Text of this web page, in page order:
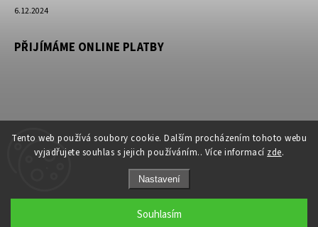
Tento web používá soubory cookie. Dalším procházením tohoto webu
vyjadřujete souhlas s jejich používáním.. Více informací zde.
Nastavení
Souhlasím
6.12.2024
PŘIJÍMÁME ONLINE PLATBY
JK-Racing.cz. Všechna práva vyhrazena.
Grafický návrh vytvořil a nakódoval